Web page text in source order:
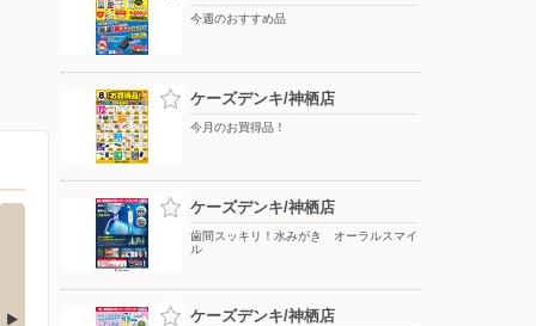
今週のおすすめ品
ケーズデンキ/神栖店
今月のお買得品！
ケーズデンキ/神栖店
歯間スッキリ！水みがき オーラルスマイ
ル
ケーズデンキ/神栖店